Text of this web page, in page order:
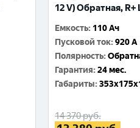
12 V) Обратная, R+
Емкость: 110 Ач
Пусковой ток:920 A
Полярность:
Гарантия:24 мес.
Габариты:
14 370руб.